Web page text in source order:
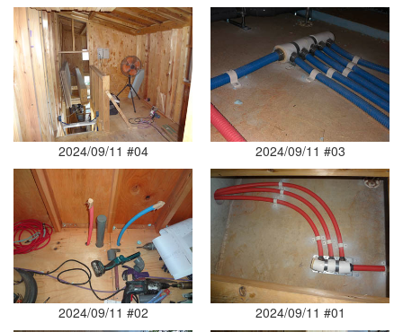
2024/09/11 #04 2024/09/11 #03
2024/09/11 #02 2024/09/11 #01